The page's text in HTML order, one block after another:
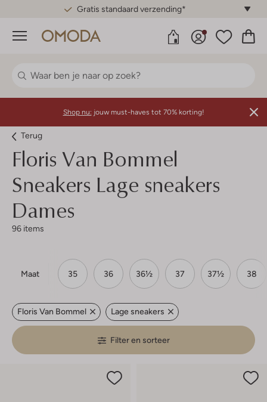
Gratis standaard verzending*
Menu
Shop nu: jouw must-haves tot 70% korting!
Terug
Floris Van Bommel
Sneakers Lage sneakers
Dames
96 items
Maat 35 36 36½ 37 37½ 38
Floris Van Bommel Lage sneakers
Filter en sorteer